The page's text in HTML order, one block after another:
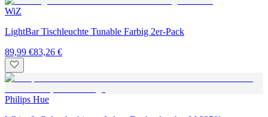
WiZ
LightBar Tischleuchte Tunable Farbig 2er-Pack
89,99 €83,26 €
Philips Hue